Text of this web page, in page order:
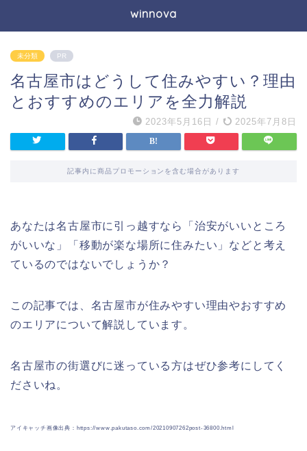
winnova
未分類 PR
名古屋市はどうして住みやすい？理由
とおすすめのエリアを全力解説
2023年5月16日 / 2025年7月8日
記事内に商品プロモーションを含む場合があります
あなたは名古屋市に引っ越すなら「治安がいいところ
がいいな」「移動が楽な場所に住みたい」などと考え
ているのではないでしょうか？
この記事では、名古屋市が住みやすい理由やおすすめ
のエリアについて解説しています。
名古屋市の街選びに迷っている方はぜひ参考にしてく
ださいね。
アイキャッチ画像出典：https://www.pakutaso.com/20210907262post-36800.html